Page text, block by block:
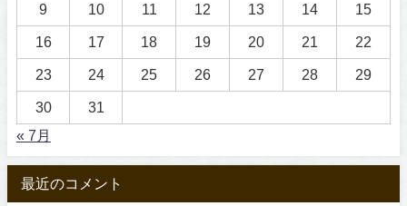
9 10 11 12 13 14 15
16 17 18 19 20 21 22
23 24 25 26 27 28 29
30
31
« 7月
最近のコメント